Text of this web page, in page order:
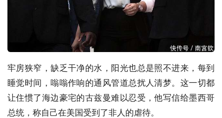
牢房狭窄，缺乏干净的水，阳光也总是照不进来，每到
睡觉时间，嗡嗡作响的通风管道总扰人清梦。这一切都
让住惯了海边豪宅的古兹曼难以忍受，他写信给墨西哥
总统，称自己在美国受到了非人的虐待。